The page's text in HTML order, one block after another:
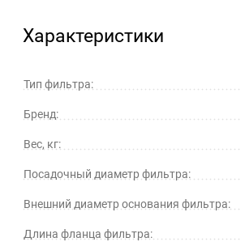
Характеристики
Тип фильтра:
Бренд:
Вес, кг:
Посадочный диаметр фильтра:
Внешний диаметр основания фильтра:
Длина фланца фильтра: